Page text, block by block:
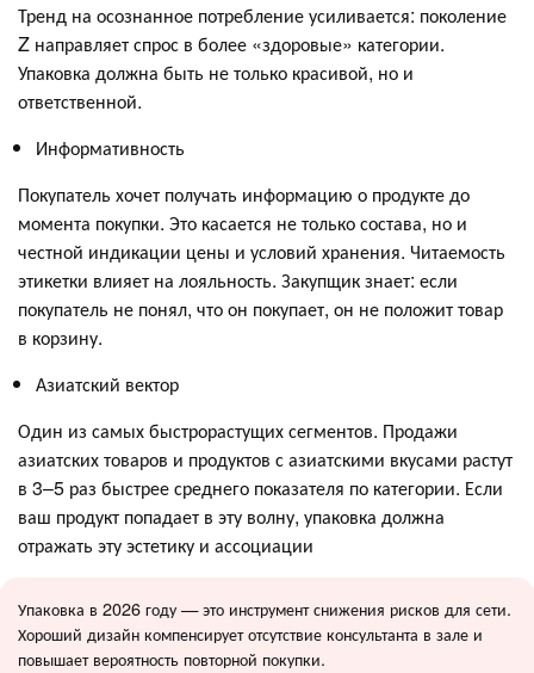
Тренд на осознанное потребление усиливается: поколение
Z направляет спрос в более «здоровые» категории.
Упаковка должна быть не только красивой, но и
ответственной.
Информативность
Покупатель хочет получать информацию о продукте до
момента покупки. Это касается не только состава, но и
честной индикации цены и условий хранения. Читаемость
этикетки влияет на лояльность. Закупщик знает: если
покупатель не понял, что он покупает, он не положит товар
в корзину.
Азиатский вектор
Один из самых быстрорастущих сегментов. Продажи
азиатских товаров и продуктов с азиатскими вкусами растут
в 3–5 раз быстрее среднего показателя по категории. Если
ваш продукт попадает в эту волну, упаковка должна
отражать эту эстетику и ассоциации
Упаковка в 2026 году — это инструмент снижения рисков для сети.
Хороший дизайн компенсирует отсутствие консультанта в зале и
повышает вероятность повторной покупки.